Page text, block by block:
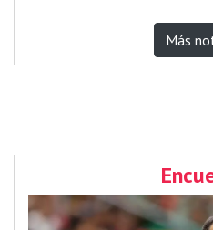
Más